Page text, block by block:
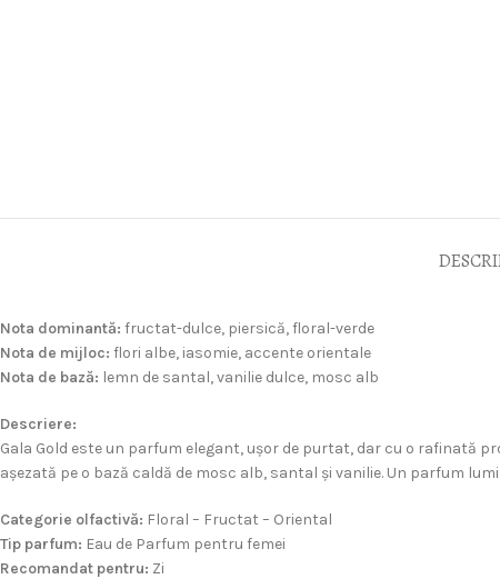
Nota dominantă: fructat-dulce, piersică, floral-verde
Nota de mijloc: flori albe, iasomie, accente orientale
Nota de bază: lemn de santal, vanilie dulce, mosc alb
Descriere:
Gala Gold este un parfum elegant, ușor de purtat, dar cu o rafinată
așezată pe o bază caldă de mosc alb, santal și vanilie. Un parfum
Categorie olfactivă: Floral – Fructat – Oriental
Tip parfum: Eau de Parfum pentru femei
Recomandat pentru: Zi